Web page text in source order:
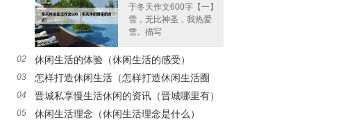
于冬天作文600字【一】
雪，无比神圣，我热爱
雪。描写
02 休闲生活的体验（休闲生活的感受）
03
怎样打造休闲生活（怎样打造休闲生活圈
子）
04 晋城私享慢生活休闲的资讯（晋城哪里有）
05 休闲生活理念（休闲生活理念是什么）